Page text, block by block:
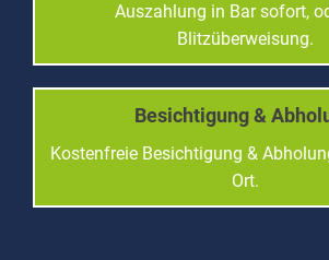
Auszahlung in Bar sofort,
Blitzüberweisung.
Besichtigung &
Kostenfreie Besichtigung &
Ort.